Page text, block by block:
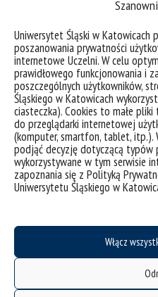
Uniwersytet Śląski w Katowicach
poszanowania prywatności
internetowe Uczelni. W celu
prawidłowego funkcjonowania i
poszczególnych użytkowników,
Śląskiego w Katowicach
ciasteczka). Cookies to małe
do przeglądarki internetowej
(komputer, smartfon, tablet, itp.).
podjąć decyzję dotyczącą typów
wykorzystywane w tym serwisie
zapoznania się z Polityką
Uniwersytetu Śląskiego w
Włącz
w Islandzkim Instytucie
odbędzie się 25 kwietnia
godzinie 18:00 – [LINK
wykładu przedstawione
dotyczące wpływu
roślin Arktyki: kierunki...
kategorie:aktualności spotkania, wykłady
tagi :arktyka botanika flora globalne
zmiany klimatyczne